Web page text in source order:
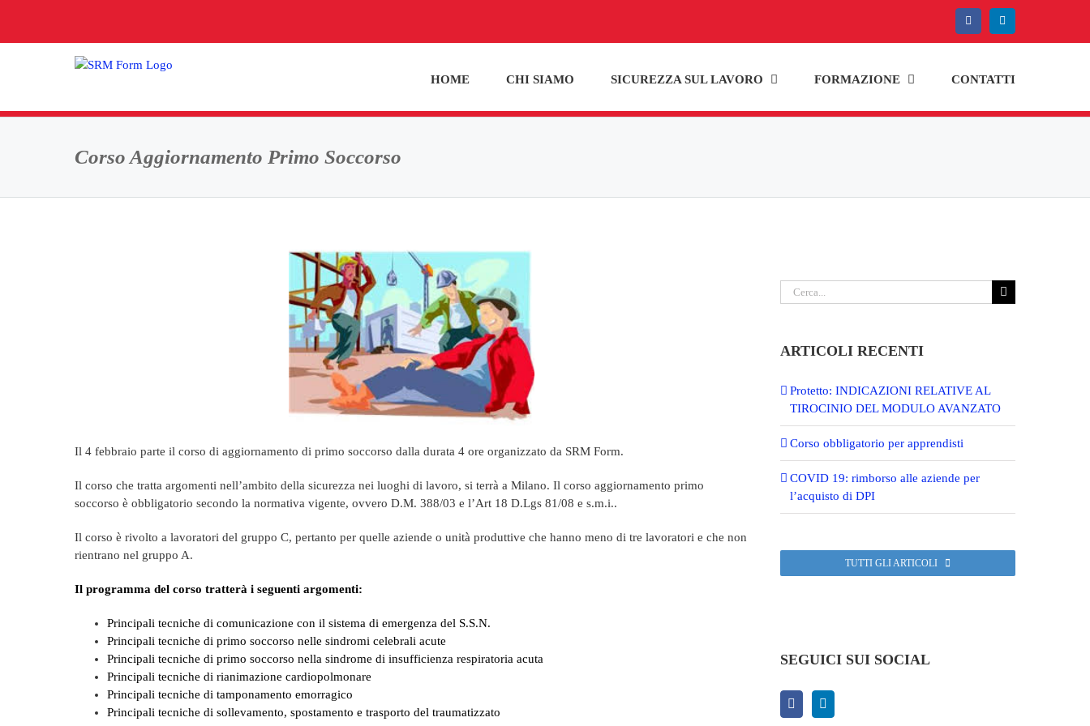
contenuto
FacebookLinkedIn
HOME CHI SIAMO SICUREZZA SUL LAVORO FORMAZIONE CONTATTI
Corso Aggiornamento Primo Soccorso
Il 4 febbraio parte il corso di aggiornamento di primo soccorso dalla durata 4 ore organizzato da SRM Form.
Il corso che tratta argomenti nell’ambito della sicurezza nei luoghi di lavoro, si terrà a Milano. Il corso aggiornamento primo
soccorso è obbligatorio secondo la normativa vigente, ovvero D.M. 388/03 e l’Art 18 D.Lgs 81/08 e s.m.i..
Il corso è rivolto a lavoratori del gruppo C, pertanto per quelle aziende o unità produttive che hanno meno di tre lavoratori e che non
rientrano nel gruppo A.
Il programma del corso tratterà i seguenti argomenti:
Principali tecniche di comunicazione con il sistema di emergenza del S.S.N.
Principali tecniche di primo soccorso nelle sindromi celebrali acute
Principali tecniche di primo soccorso nella sindrome di insufficienza respiratoria acuta
Principali tecniche di rianimazione cardiopolmonare
Principali tecniche di tamponamento emorragico
Principali tecniche di sollevamento, spostamento e trasporto del traumatizzato
Cerca
per:
ARTICOLI RECENTI
Protetto: INDICAZIONI RELATIVE AL
TIROCINIO DEL MODULO AVANZATO
Corso obbligatorio per apprendisti
COVID 19: rimborso alle aziende per
l’acquisto di DPI
TUTTI GLI ARTICOLI
SEGUICI SUI SOCIAL